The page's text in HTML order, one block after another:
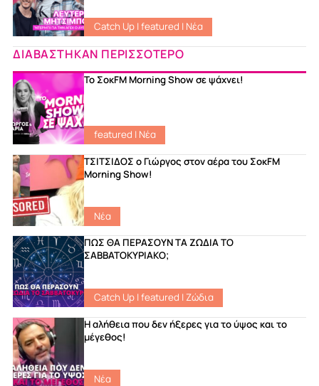
Catch Up|featured | Νέα
ΔΙΑΒΑΣΤΗΚΑΝ ΠΕΡΙΣΣΟΤΕΡΟ
Το ΣοκFM Morning Show σε ψάχνει!
featured | Νέα
ΤΣΙΤΣΙΔΟΣ ο Γιώργος στον αέρα του ΣοκFM
Morning Show!
Νέα
ΠΩΣ ΘΑ ΠΕΡΑΣΟΥΝ ΤΑ ΖΩΔΙΑ ΤΟ
ΣΑΒΒΑΤΟΚΥΡΙΑΚΟ;
Catch Up|featured | Ζώδια
Η αλήθεια που δεν ήξερες για το ύψος και το
μέγεθος!
Νέα